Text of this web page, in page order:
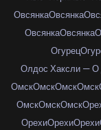
ОвсянкаОвсянка
ОвсянкаОвсянка
Огурец
Олдос Хаксли — О
ОмскОмскОмскОмск
ОмскОмскОмск
ОрехиОрехиОрехи